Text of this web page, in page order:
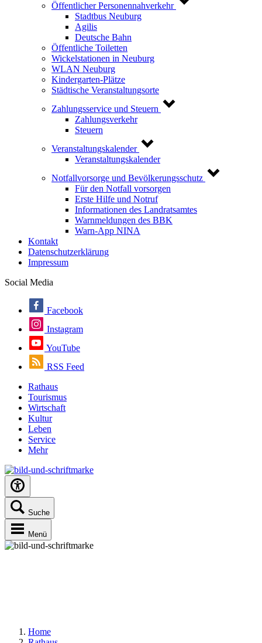
Öffentlicher Personennahverkehr
Stadtbus Neuburg
Agilis
Deutsche Bahn
Öffentliche Toiletten
Wickelstationen in Neuburg
WLAN Neuburg
Kindergarten-Plätze
Städtische Veranstaltungsorte
Zahlungsservice und Steuern
Zahlungsverkehr
Steuern
Veranstaltungskalender
Veranstaltungskalender
Notfallvorsorge und Bevölkerungsschutz
Für den Notfall vorsorgen
Erste Hilfe und Notruf
Informationen des Landratsamtes
Warnmeldungen des BBK
Warn-App NINA
Kontakt
Datenschutzerklärung
Impressum
Social Media
Facebook
Instagram
YouTube
RSS Feed
Rathaus
Tourismus
Wirtschaft
Kultur
Leben
Service
Mehr
Suche
Menü
Home